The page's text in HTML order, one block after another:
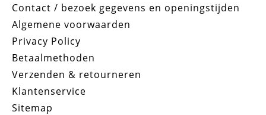
Contact / bezoek gegevens en openingstijden
Algemene voorwaarden
Privacy Policy
Betaalmethoden
Verzenden & retourneren
Klantenservice
Sitemap